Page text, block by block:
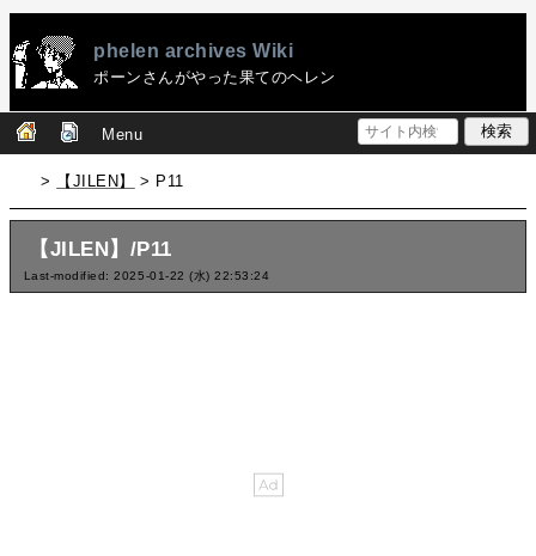
phelen archives Wiki
ポーンさんがやった果てのヘレン
Menu
> 【JILEN】 > P11
【JILEN】/P11
Last-modified: 2025-01-22 (水) 22:53:24